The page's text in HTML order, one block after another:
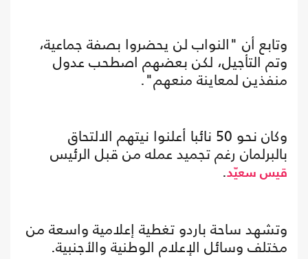
وتابع أن "النواب لن يحضروا بصفة جماعية،
وتم التأجيل، لكن بعضهم اصطحب عدول
منفذين لمعاينة منعهم".
وكان نحو 50 نائبا أعلنوا نيتهم الالتحاق
بالبرلمان رغم تجميد عمله من قبل الرئيس
قيس سعيّد.
وتشهد ساحة باردو تغطية إعلامية واسعة من
مختلف وسائل الإعلام الوطنية والأجنبية.